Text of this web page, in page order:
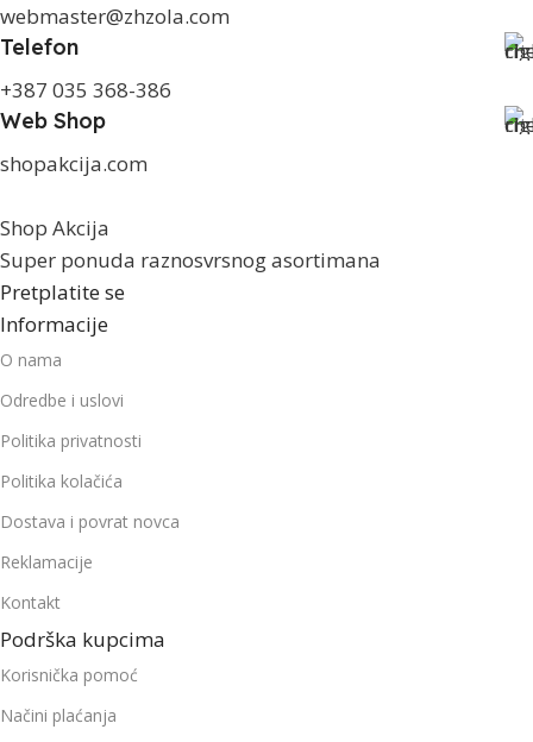
webmaster@zhzola.com
Telefon
+387 035 368-386
Web Shop
shopakcija.com
Shop Akcija
Super ponuda raznosvrsnog asortimana
Pretplatite se
Informacije
O nama
Odredbe i uslovi
Politika privatnosti
Politika kolačića
Dostava i povrat novca
Reklamacije
Kontakt
Podrška kupcima
Korisnička pomoć
Načini plaćanja